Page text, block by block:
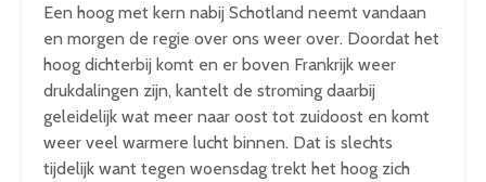
Een hoog met kern nabij Schotland neemt vandaan
en morgen de regie over ons weer over. Doordat het
hoog dichterbij komt en er boven Frankrijk weer
drukdalingen zijn, kantelt de stroming daarbij
geleidelijk wat meer naar oost tot zuidoost en komt
weer veel warmere lucht binnen. Dat is slechts
tijdelijk want tegen woensdag trekt het hoog zich